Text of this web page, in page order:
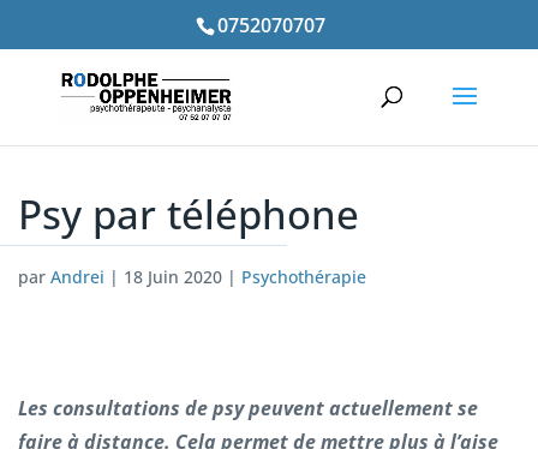
0752070707
Psy par téléphone
par Andrei | 18 Juin 2020 | Psychothérapie
Les consultations de psy peuvent actuellement se
faire à distance. Cela permet de mettre plus à l’aise